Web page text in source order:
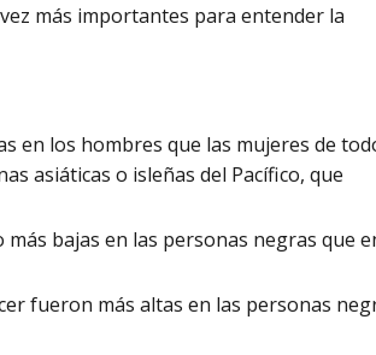
más importantes para entender la
en los hombres que las mujeres de
asiáticas o isleñas del Pacífico, que
bajas en las personas negras que
fueron más altas en las personas